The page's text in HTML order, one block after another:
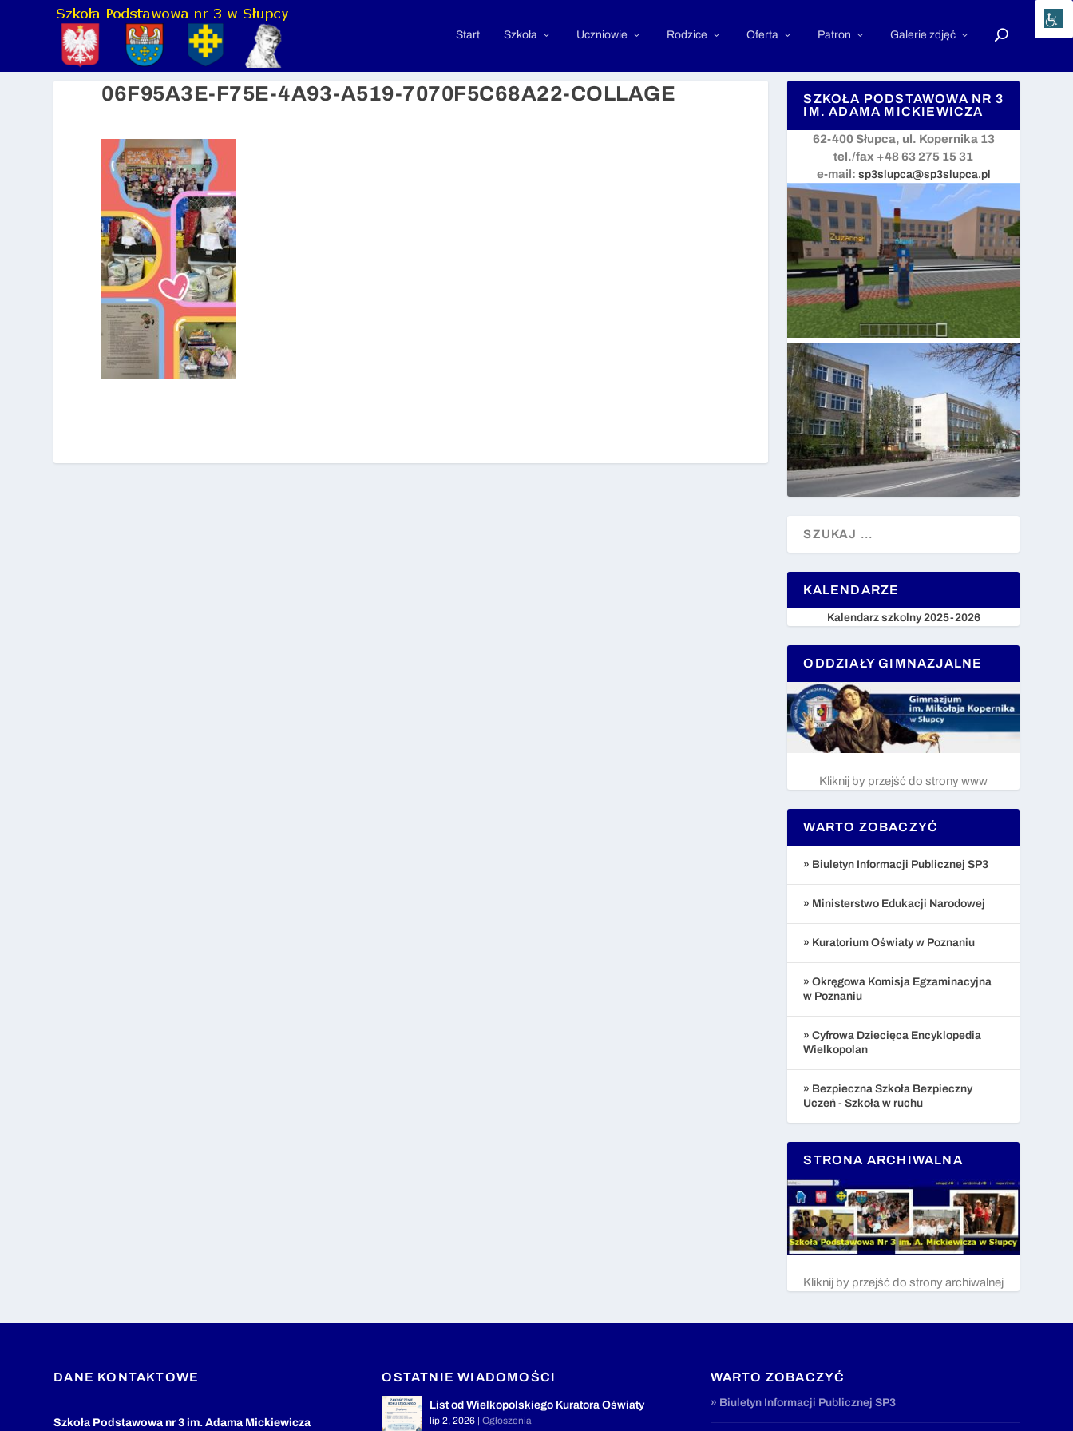
Start Szkoła Uczniowie Rodzice Oferta Patron Galerie zdjęć
06F95A3E-F75E-4A93-A519-7070F5C68A22-COLLAGE
SZKOŁA PODSTAWOWA NR 3
IM. ADAMA MICKIEWICZA
62-400 Słupca, ul. Kopernika 13
tel./fax +48 63 275 15 31
e-mail: sp3slupca@sp3slupca.pl
KALENDARZE
Kalendarz szkolny 2025-2026
ODDZIAŁY GIMNAZJALNE
Kliknij by przejść do strony www
WARTO ZOBACZYĆ
» Biuletyn Informacji Publicznej SP3
» Ministerstwo Edukacji Narodowej
» Kuratorium Oświaty w Poznaniu
» Okręgowa Komisja Egzaminacyjna
w Poznaniu
» Cyfrowa Dziecięca Encyklopedia
Wielkopolan
» Bezpieczna Szkoła Bezpieczny
Uczeń - Szkoła w ruchu
STRONA ARCHIWALNA
Kliknij by przejść do strony archiwalnej
DANE KONTAKTOWE
Szkoła Podstawowa nr 3 im. Adama Mickiewicza
OSTATNIE WIADOMOŚCI
List od Wielkopolskiego Kuratora Oświaty
lip 2, 2026 |Ogłoszenia
WARTO ZOBACZYĆ
» Biuletyn Informacji Publicznej SP3